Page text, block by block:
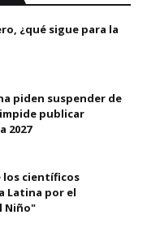
¿qué sigue para la
piden suspender de
publicar
2027
los científicos
Latina por el
Niño"